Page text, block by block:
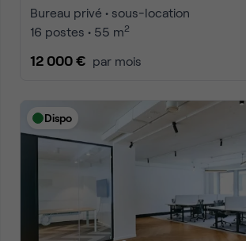
Bureau privé • sous-location
16 postes • 55 m2
12 000 € par mois
Dispo